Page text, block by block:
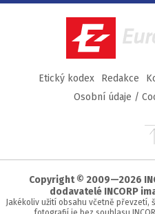
Etický kodex Redakce
Osobní údaje /
Copyright © 2009—2026
dodavatelé INCORP
Jakékoliv užití obsahu včetně